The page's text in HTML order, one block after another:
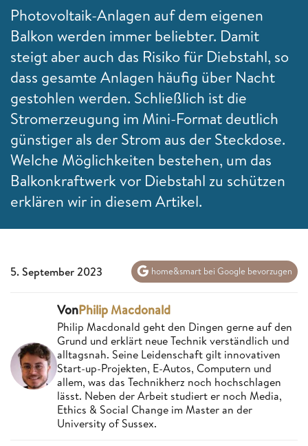
Photovoltaik-Anlagen auf dem eigenen
Balkon werden immer beliebter. Damit
steigt aber auch das Risiko für Diebstahl, so
dass gesamte Anlagen häufig über Nacht
gestohlen werden. Schließlich ist die
Stromerzeugung im Mini-Format deutlich
günstiger als der Strom aus der Steckdose.
Welche Möglichkeiten bestehen, um das
Balkonkraftwerk vor Diebstahl zu schützen
erklären wir in diesem Artikel.
5. September 2023 home&smart bei Google bevorzugen
VonPhilip Macdonald
Philip Macdonald geht den Dingen gerne auf den
Grund und erklärt neue Technik verständlich und
alltagsnah. Seine Leidenschaft gilt innovativen
Start-up-Projekten, E-Autos, Computern und
allem, was das Technikherz noch hochschlagen
lässt. Neben der Arbeit studiert er noch Media,
Ethics & Social Change im Master an der
University of Sussex.